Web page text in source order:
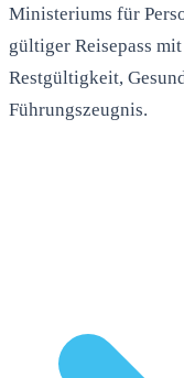
Ministeriums für
gültiger Reisepass
Restgültigkeit,
Führungszeugnis.